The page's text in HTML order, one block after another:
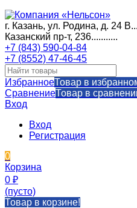
г. Казань, ул. Родина, д. 24
Казанский пр-т, 236...........
+7 (843) 590-04-84
+7 (8552) 47-46-45
ИзбранноеТовар в
СравнениеТовар в
Вход
Вход
Регистрация
0
Корзина
0 ₽
(пусто)
Товар в корзине!